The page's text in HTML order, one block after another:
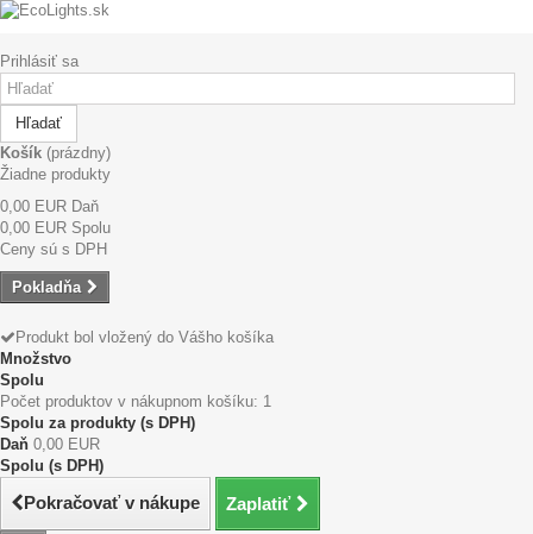
Prihlásiť sa
Hľadať
Košík (prázdny)
Žiadne produkty
0,00 EUR Daň
0,00 EUR Spolu
Ceny sú s DPH
Pokladňa
Produkt bol vložený do Vášho košíka
Množstvo
Spolu
Počet produktov v nákupnom košíku: 1
Spolu za produkty (s DPH)
Daň 0,00 EUR
Spolu (s DPH)
Pokračovať v nákupe Zaplatiť